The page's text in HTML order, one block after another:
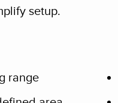
setup.
range